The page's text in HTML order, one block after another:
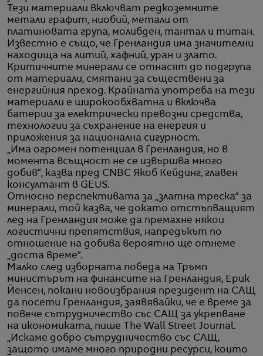
Тези материали включват редкоземните
метали графит, ниобий, метали от
платиновата група, молибден, тантал и титан.
Известно е също, че Гренландия има значителни
находища на литий, хафний, уран и злато.
Критичните минерали се отнасят до подгрупа
от материали, смятани за съществени за
енергийния преход. Крайната употреба на тези
материали е широкообхватна и включва
батерии за електрически превозни средства,
технологии за съхранение на енергия и
приложения за национална сигурност.
„Има огромен потенциал в Гренландия, но в
момента всъщност не се извършва много
добив“, казва пред CNBC Якоб Кейдинг, главен
консултант в GEUS.
Относно перспективата за „златна треска“ за
минерали, той казва, че докато отстъпващият
лед на Гренландия може да премахне някои
логистични препятствия, напредъкът по
отношение на добива вероятно ще отнеме
„доста време“.
Малко след изборната победа на Тръмп
министърът на финансите на Гренландия, Ерик
Йенсен, покани новоизбрания президент на САЩ
да посети Гренландия, заявявайки, че е време за
повече сътрудничество със САЩ за укрепване
на икономиката, пише The Wall Street Journal.
„Искаме добро сътрудничество със САЩ,
защото имаме много природни ресурси, които